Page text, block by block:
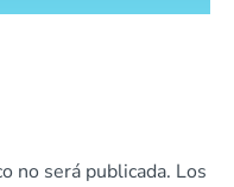
no será publicada. Los